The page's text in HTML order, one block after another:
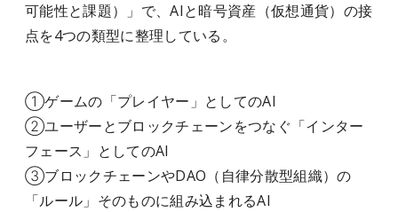
可能性と課題）」で、AIと暗号資産（仮想通貨）の接
点を4つの類型に整理している。
①ゲームの「プレイヤー」としてのAI
②ユーザーとブロックチェーンをつなぐ「インター
フェース」としてのAI
③ブロックチェーンやDAO（自律分散型組織）の
「ルール」そのものに組み込まれるAI